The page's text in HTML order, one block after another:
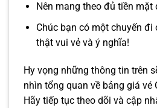
Nên mang theo đủ tiền mặt
Chúc bạn có một chuyến đi
thật vui vẻ và ý nghĩa!
Hy vọng những thông tin trên
nhìn tổng quan về bảng giá vé
Hãy tiếp tục theo dõi và cập